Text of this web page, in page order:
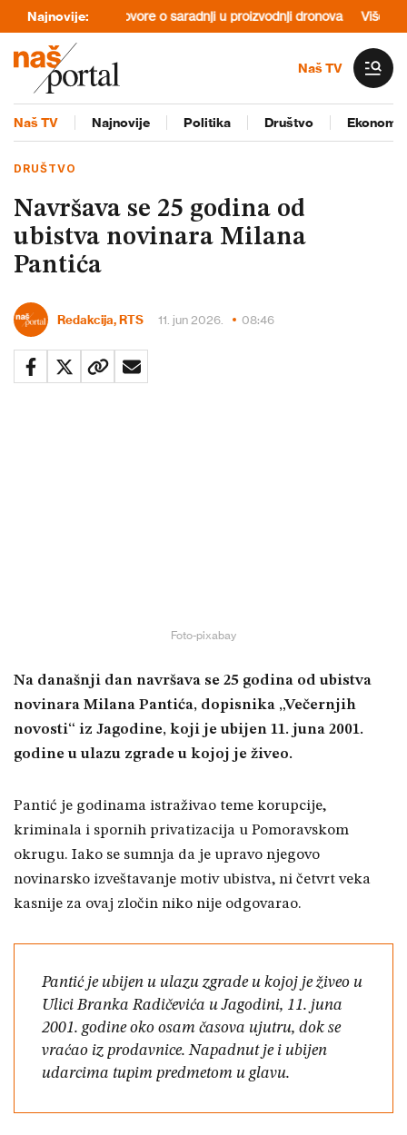
Najnovije:
da otvori razgovore o saradnji u proizvodnji dronova Više od
Naš TV
Naš TV Najnovije Politika Društvo
DRUŠTVO
Navršava se 25 godina od
ubistva novinara Milana
Pantića
Redakcija, RTS 11. jun 2026. 08:46
Foto-pixabay
Na današnji dan navršava se 25 godina od ubistva
novinara Milana Pantića, dopisnika „Večernjih
novosti“ iz Jagodine, koji je ubijen 11. juna 2001.
godine u ulazu zgrade u kojoj je živeo.
Pantić je godinama istraživao teme korupcije,
kriminala i spornih privatizacija u Pomoravskom
okrugu. Iako se sumnja da je upravo njegovo
novinarsko izveštavanje motiv ubistva, ni četvrt veka
kasnije za ovaj zločin niko nije odgovarao.
Pantić je ubijen u ulazu zgrade u kojoj je živeo u
Ulici Branka Radičevića u Jagodini, 11. juna
2001. godine oko osam časova ujutru, dok se
vraćao iz prodavnice. Napadnut je i ubijen
udarcima tupim predmetom u glavu.